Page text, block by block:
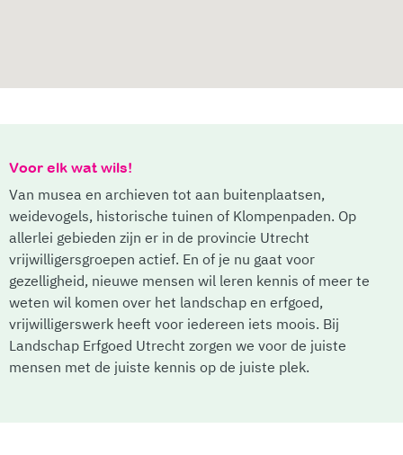
Voor elk wat wils!
Van musea en archieven tot aan buitenplaatsen,
weidevogels, historische tuinen of Klompenpaden. Op
allerlei gebieden zijn er in de provincie Utrecht
vrijwilligersgroepen actief. En of je nu gaat voor
gezelligheid, nieuwe mensen wil leren kennis of meer te
weten wil komen over het landschap en erfgoed,
vrijwilligerswerk heeft voor iedereen iets moois. Bij
Landschap Erfgoed Utrecht zorgen we voor de juiste
mensen met de juiste kennis op de juiste plek.